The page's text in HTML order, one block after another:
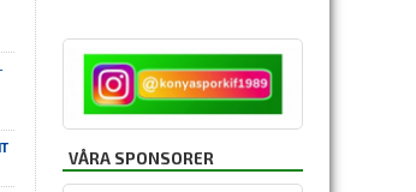
VÅRA SPONSORER